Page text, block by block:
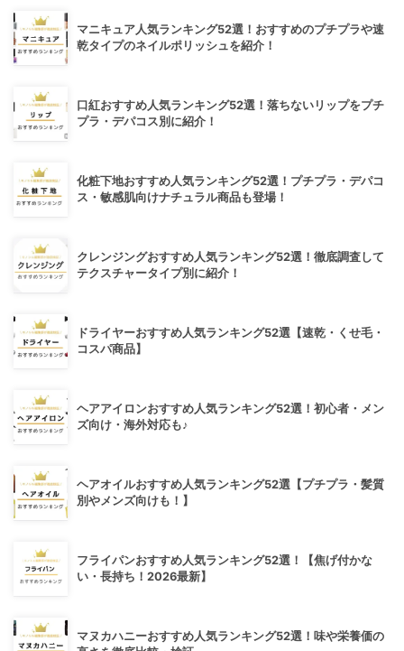
マニキュア人気ランキング52選！おすすめのプチプラや速
乾タイプのネイルポリッシュを紹介！
口紅おすすめ人気ランキング52選！落ちないリップをプチ
プラ・デパコス別に紹介！
化粧下地おすすめ人気ランキング52選！プチプラ・デパコ
ス・敏感肌向けナチュラル商品も登場！
クレンジングおすすめ人気ランキング52選！徹底調査して
テクスチャータイプ別に紹介！
ドライヤーおすすめ人気ランキング52選【速乾・くせ毛・
コスパ商品】
ヘアアイロンおすすめ人気ランキング52選！初心者・メン
ズ向け・海外対応も♪
ヘアオイルおすすめ人気ランキング52選【プチプラ・髪質
別やメンズ向けも！】
フライパンおすすめ人気ランキング52選！【焦げ付かな
い・長持ち！2026最新】
マヌカハニーおすすめ人気ランキング52選！味や栄養価の